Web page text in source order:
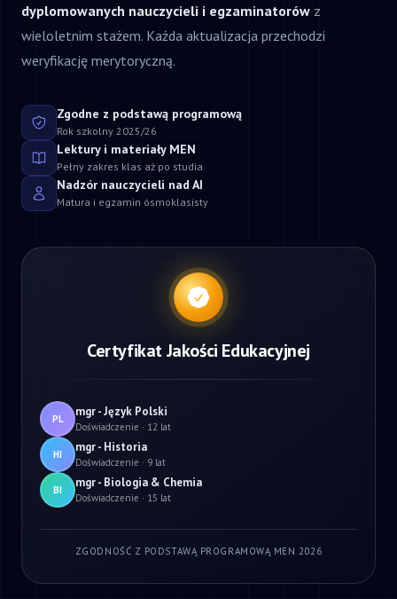
dyplomowanych nauczycieli i egzaminatorów z
wieloletnim stażem. Każda aktualizacja przechodzi
weryfikację merytoryczną.
Zgodne z podstawą programową
Rok szkolny 2025/26
Lektury i materiały MEN
Pełny zakres klas aż po studia
Nadzór nauczycieli nad AI
Matura i egzamin ósmoklasisty
Certyfikat Jakości Edukacyjnej
PL mgr - Język Polski
Doświadczenie · 12 lat
HI mgr - Historia
Doświadczenie · 9 lat
BI mgr - Biologia & Chemia
Doświadczenie · 15 lat
ZGODNOŚĆ Z PODSTAWĄ PROGRAMOWĄ MEN 2026